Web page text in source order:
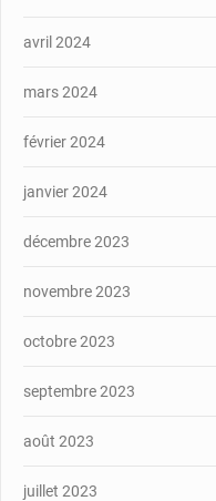
avril 2024
mars 2024
février 2024
janvier 2024
décembre 2023
novembre 2023
octobre 2023
septembre 2023
août 2023
juillet 2023